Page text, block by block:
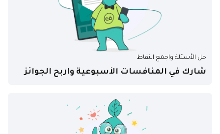
حل الأسئلة واجمع النقاط
شارك في المنافسات الأسبوعية واربح الجوائز